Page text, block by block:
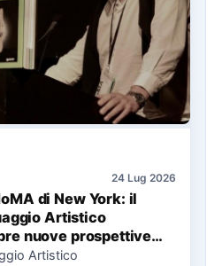
24 Lug 2026
di New York: il
Artistico
nuove prospettive
Artistico